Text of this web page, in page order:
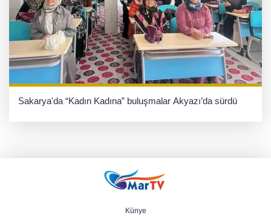
Sakarya'da “Kadın Kadına” buluşmalar Akyazı’da sürdü
Künye